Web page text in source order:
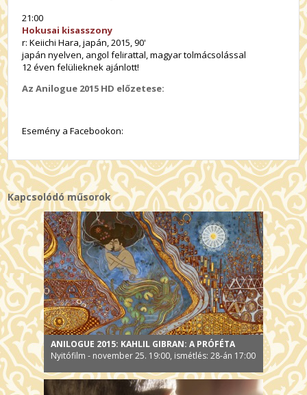
21:00
Hokusai kisasszony
r: Keiichi Hara, japán, 2015, 90'
japán nyelven, angol felirattal, magyar tolmácsolással
12 éven felülieknek ajánlott!
Az Anilogue 2015 HD előzetese:
Esemény a Facebookon:
Kapcsolódó műsorok
ANILOGUE 2015: KAHLIL GIBRAN: A PRÓFÉTA
Nyitófilm - november 25. 19:00, ismétlés: 28-án 17:00